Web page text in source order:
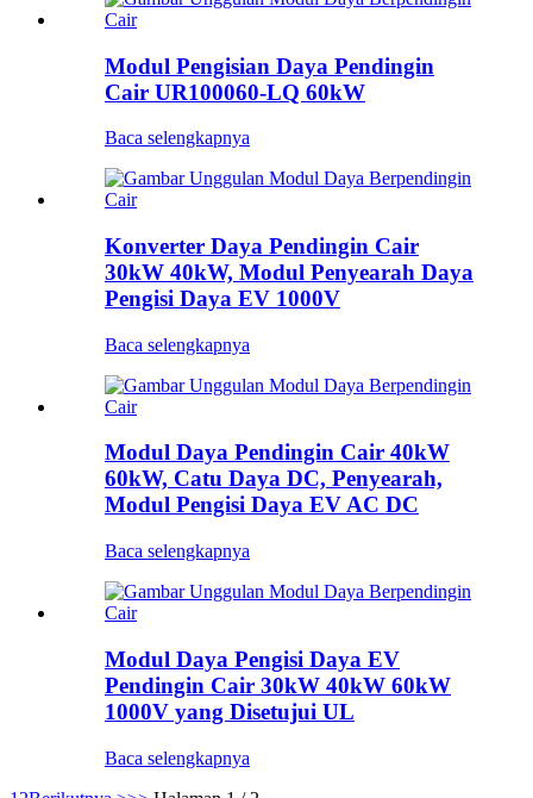
Modul Pengisian Daya Pendingin
Cair UR100060-LQ 60kW
Baca selengkapnya
Konverter Daya Pendingin Cair
30kW 40kW, Modul Penyearah Daya
Pengisi Daya EV 1000V
Baca selengkapnya
Modul Daya Pendingin Cair 40kW
60kW, Catu Daya DC, Penyearah,
Modul Pengisi Daya EV AC DC
Baca selengkapnya
Modul Daya Pengisi Daya EV
Pendingin Cair 30kW 40kW 60kW
1000V yang Disetujui UL
Baca selengkapnya